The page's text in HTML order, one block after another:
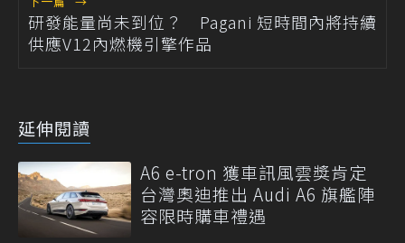
研發能量尚未到位？ Pagani 短時間內將持續
供應V12內燃機引擎作品
延伸閱讀
A6 e-tron 獲車訊風雲獎肯定
台灣奧迪推出 Audi A6 旗艦陣
容限時購車禮遇